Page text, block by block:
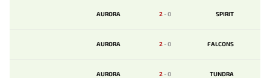
AURORA 2-0 SPIRIT
AURORA 2-0 FALCONS
AURORA 2-0 TUNDRA